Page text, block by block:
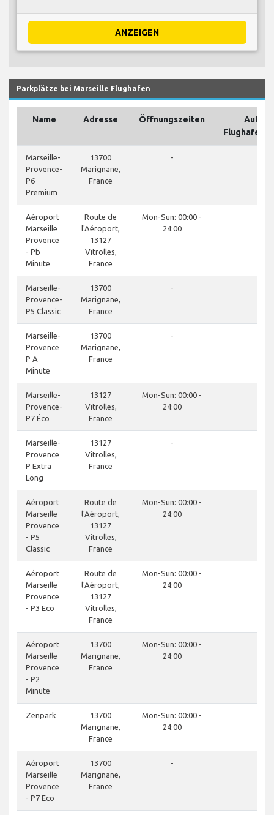
ANZEIGEN
Parkplätze bei Marseille Flughafen
Name Adresse Öffnungszeiten
Auf
Marseille-
Provence-
P6
Premium
13700
Marignane,
France
- close
Aéroport
Marseille
Provence
- Pb
Minute
Route de
l'Aéroport,
13127
Vitrolles,
France
Mon-Sun: 00:00 -
24:00
close
Marseille-
Provence-
P5 Classic
13700
Marignane,
France
- close
Marseille-
Provence
P A
Minute
13700
Marignane,
France
- close
Marseille-
Provence-
P7 Éco
13127
Vitrolles,
France
Mon-Sun: 00:00 -
24:00
close
Marseille-
Provence
P Extra
Long
13127
Vitrolles,
France
- close
Aéroport
Marseille
Provence
- P5
Classic
Route de
l'Aéroport,
13127
Vitrolles,
France
Mon-Sun: 00:00 -
24:00
close
Aéroport
Marseille
Provence
- P3 Eco
Route de
l'Aéroport,
13127
Vitrolles,
France
Mon-Sun: 00:00 -
24:00
close
Aéroport
Marseille
Provence
- P2
Minute
13700
Marignane,
France
Mon-Sun: 00:00 -
24:00
close
Zenpark
13700
Marignane,
France
Mon-Sun: 00:00 -
24:00
close
Aéroport
Marseille
Provence
- P7 Eco
13700
Marignane,
France
- close